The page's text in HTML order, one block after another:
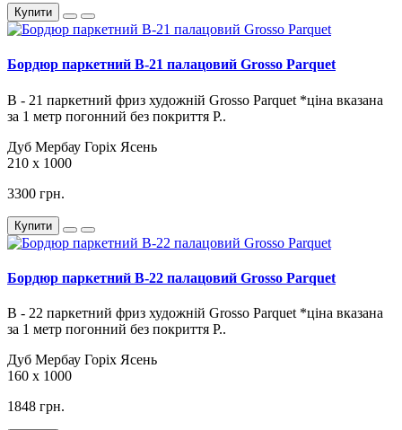
Купити
Бордюр паркетний B-21 палацовий Grosso Parquet
В - 21 паркетний фриз художній Grosso Parquet *ціна вказана
за 1 метр погонний без покриття Р..
Дуб Мербау Горіх Ясень
210 х 1000
3300 грн.
Купити
Бордюр паркетний B-22 палацовий Grosso Parquet
В - 22 паркетний фриз художній Grosso Parquet *ціна вказана
за 1 метр погонний без покриття Р..
Дуб Мербау Горіх Ясень
160 х 1000
1848 грн.